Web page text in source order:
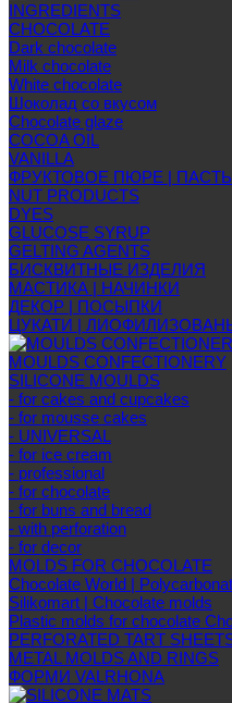
INGREDIENTS
CHOCOLATE
Dark chocolate
Milk chocolate
White chocolate
Шоколад со вкусом
Chocolate glaze
COCOA OIL
VANILLA
ФРУКТОВОЕ ПЮРЕ |
NUT PRODUCTS
DYES
GLUCOSE SYRUP
GELTING AGENTS
БИСКВИТНЫЕ ИЗДЕЛИЯ
МАСТИКА | НАЧИНКИ
ДЕКОР | ПОСЫПКИ
ЦУКАТИ |
MOULDS CONFECTIONERY
SILICONE MOULDS
- for cakes and cupcakes
- for mousse cakes
- UNIVERSAL
- for ice cream
- professional
- for chocolate
- for buns and bread
- with perforation
- for decor
MOLDS FOR CHOCOLATE
Chocolate World |
Silikomart | Chocolate molds
Plastic molds for chocolate
PERFORATED TART
METAL MOLDS AND RINGS
ФОРМИ VALRHONA